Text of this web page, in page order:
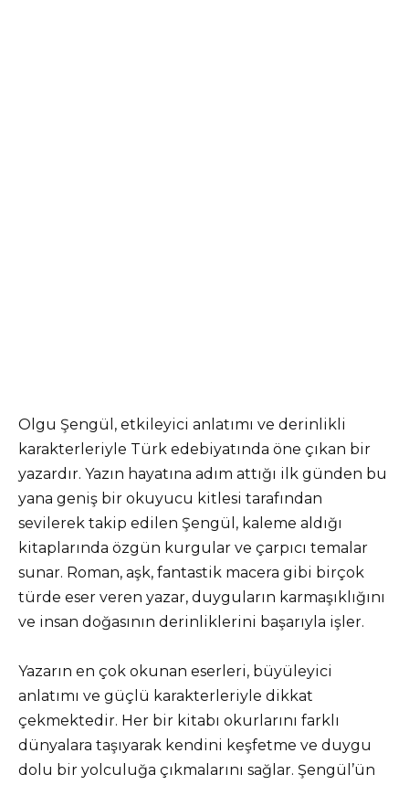
Olgu Şengül, etkileyici anlatımı ve derinlikli
karakterleriyle Türk edebiyatında öne çıkan bir
yazardır. Yazın hayatına adım attığı ilk günden bu
yana geniş bir okuyucu kitlesi tarafından
sevilerek takip edilen Şengül, kaleme aldığı
kitaplarında özgün kurgular ve çarpıcı temalar
sunar. Roman, aşk, fantastik macera gibi birçok
türde eser veren yazar, duyguların karmaşıklığını
ve insan doğasının derinliklerini başarıyla işler.
Yazarın en çok okunan eserleri, büyüleyici
anlatımı ve güçlü karakterleriyle dikkat
çekmektedir. Her bir kitabı okurlarını farklı
dünyalara taşıyarak kendini keşfetme ve duygu
dolu bir yolculuğa çıkmalarını sağlar. Şengül’ün